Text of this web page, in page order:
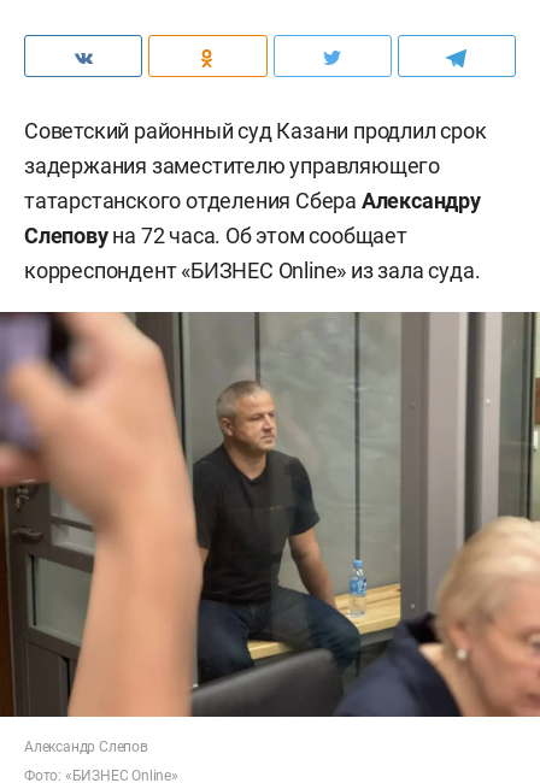
Советский районный суд Казани продлил срок
задержания заместителю управляющего
татарстанского отделения Сбера Александру
Слеповуна 72 часа. Об этом сообщает
корреспондент «БИЗНЕС Online» из зала суда.
Александр Слепов
Фото: «БИЗНЕС Online»